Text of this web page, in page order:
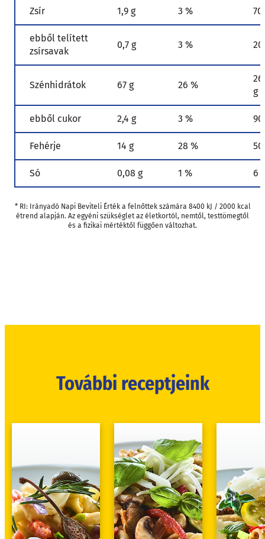
Zsír 1,9 g 3 % 70
ebből telített
zsírsavak
0,7 g 3 % 20
Szénhidrátok 67 g 26 %
g
ebből cukor 2,4 g 3 % 90
Fehérje 14 g 28 % 50
Só 0,08 g 1 % 6 g
* RI: Irányadó Napi Beviteli Érték a felnőttek számára 8400 kJ / 2000 kcal
étrend alapján. Az egyéni szükséglet az életkortól, nemtől, testtömegtől
és a fizikai mértéktől függően változhat.
További receptjeink